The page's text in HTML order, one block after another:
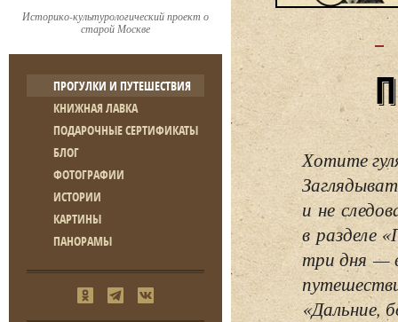
Историко-культурологический проект о
старой Москве
ПРОГУЛКИ И ПУТЕШЕСТВИЯ
КНИЖНАЯ ЛАВКА
ПОДАРОЧНЫЕ СЕРТИФИКАТЫ
БЛОГ
ФОТОГРАФИИ
ИСТОРИИ
КАРТИНЫ
ПАНОРАМЫ
Хотите
и не
в разделе
три дня —
«Дальние,